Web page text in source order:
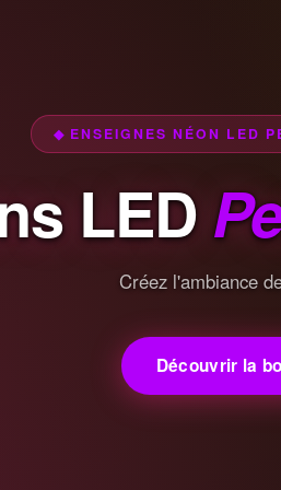
◆ ENSEIGNES NÉON LED
LED
Créez l'ambiance
Découvrir la